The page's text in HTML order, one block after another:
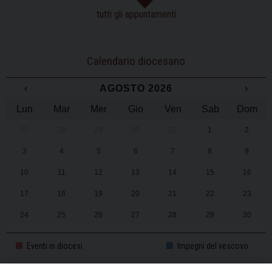
tutti gli appuntamenti
Calendario diocesano
‹ AGOSTO 2026
›
Lun
Mar Mer Gio Ven Sab Dom
1 2
3 4 5 6 7 8 9
10 11 12 13 14 15 16
17 18 19 20 21 22 23
24 25 26 27 28 29 30
31 1 2 3 4 5 6
Eventi in diocesi Impegni del vescovo